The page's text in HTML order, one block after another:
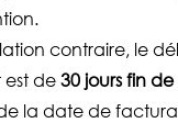
contraire, le
de 30 jours fin de
la date de